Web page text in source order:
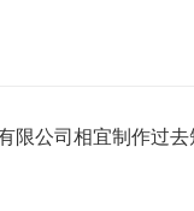
限公司相宜制作过